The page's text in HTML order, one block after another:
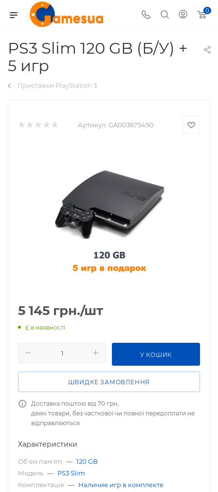
0
PS3 Slim 120 GB (Б/У) +
5 игр
Приставки PlayStation 3
Артикул: GA003675490
5 145 грн./шт
Є в наявності
У КОШИК
ШВИДКЕ ЗАМОВЛЕННЯ
Доставка поштою від 70 грн,
деякі товари, без часткової чи повної передоплати не
відправляються
Характеристики
Об'єм пам'яті — 120 GB
Модель — PS3 Slim
Комплектація — Наличие игр в комплекте